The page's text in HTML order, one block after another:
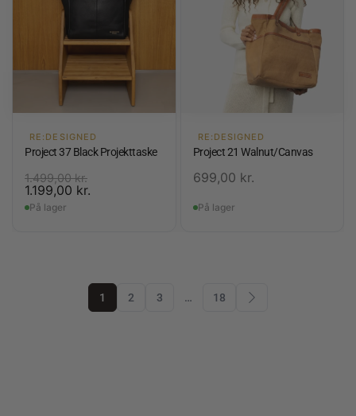
RE:DESIGNED
Project 37 Black Projekttaske
1.499,00kr.
1.199,00 kr.
På lager
RE:DESIGNED
Project 21 Walnut/Canvas
699,00 kr.
På lager
1 2 3 … 18